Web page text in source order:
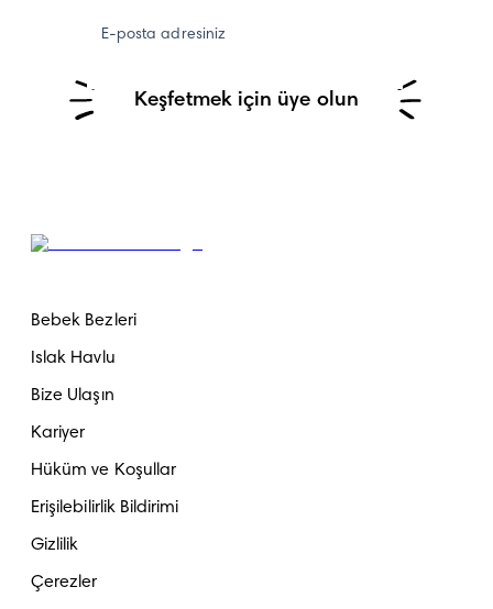
E-posta adresiniz
Keşfetmek için üye olun
Bebek Bezleri
Islak Havlu
Bize Ulaşın
Kariyer
Hüküm ve Koşullar
Erişilebilirlik Bildirimi
Gizlilik
Çerezler